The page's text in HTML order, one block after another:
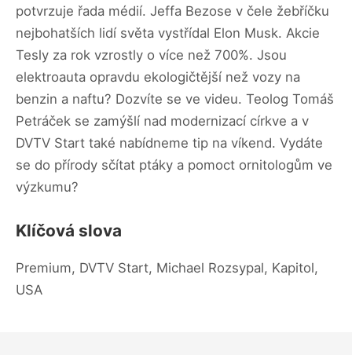
potvrzuje řada médií. Jeffa Bezose v čele žebříčku
nejbohatších lidí světa vystřídal Elon Musk. Akcie
Tesly za rok vzrostly o více než 700%. Jsou
elektroauta opravdu ekologičtější než vozy na
benzin a naftu? Dozvíte se ve videu. Teolog Tomáš
Petráček se zamýšlí nad modernizací církve a v
DVTV Start také nabídneme tip na víkend. Vydáte
se do přírody sčítat ptáky a pomoct ornitologům ve
výzkumu?
Klíčová slova
Premium, DVTV Start, Michael Rozsypal, Kapitol,
USA